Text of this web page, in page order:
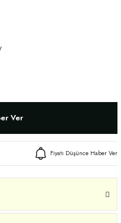
Ver
Fiyatı Düşünce Haber Ver